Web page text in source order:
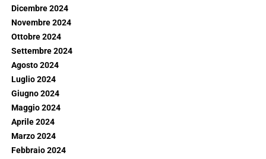
Dicembre 2024
Novembre 2024
Ottobre 2024
Settembre 2024
Agosto 2024
Luglio 2024
Giugno 2024
Maggio 2024
Aprile 2024
Marzo 2024
Febbraio 2024